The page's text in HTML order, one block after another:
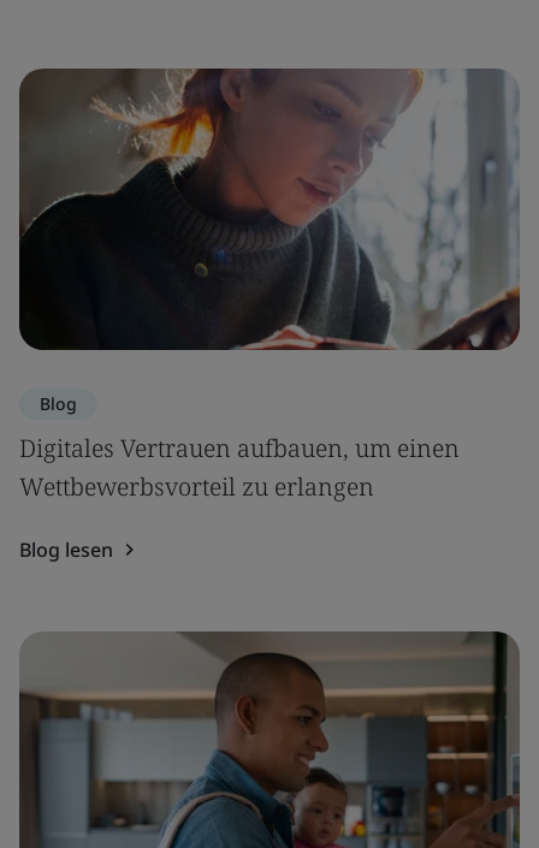
Blog
Digitales Vertrauen aufbauen, um einen
Wettbewerbsvorteil zu erlangen
Blog lesen